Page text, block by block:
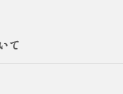
て